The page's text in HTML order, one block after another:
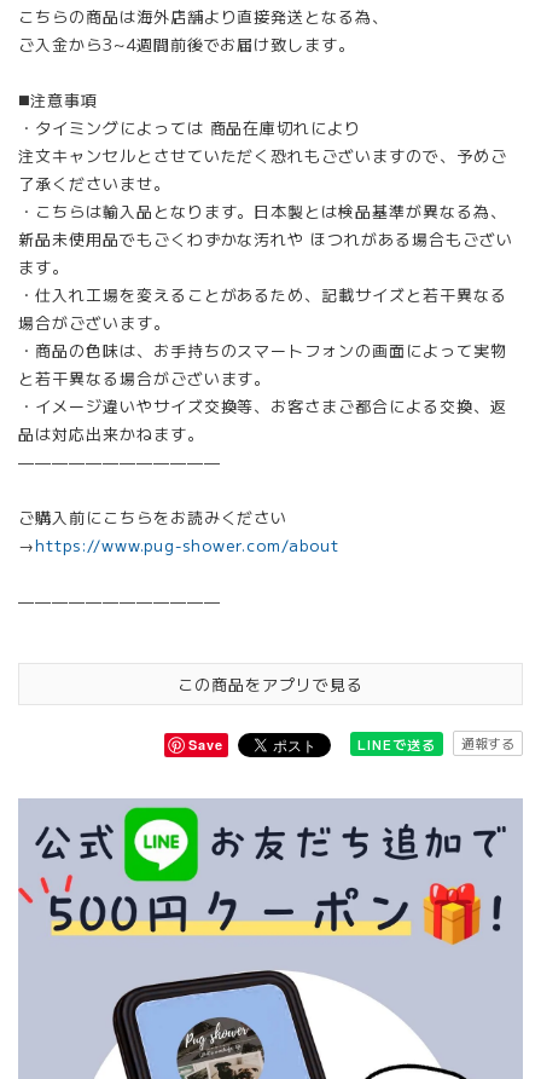
こちらの商品は海外店舗より直接発送となる為、
ご入金から3~4週間前後でお届け致します。
◼️注意事項
・タイミングによっては 商品在庫切れにより
注文キャンセルとさせていただく恐れもございますので、予めご
了承くださいませ。
・こちらは輸入品となります。日本製とは検品基準が異なる為、
新品未使用品でもごくわずかな汚れや ほつれがある場合もござい
ます。
・仕入れ工場を変えることがあるため、記載サイズと若干異なる
場合がございます。
・商品の色味は、お手持ちのスマートフォンの画面によって実物
と若干異なる場合がございます。
・イメージ違いやサイズ交換等、お客さまご都合による交換、返
品は対応出来かねます。
————————————
ご購入前にこちらをお読みください
→https://www.pug-shower.com/about
————————————
この商品をアプリで見る
Save LINEで送る 通報する